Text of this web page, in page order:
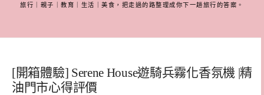
旅行｜親子｜教育｜生活｜美食，把走過的路整理成你下一趟旅行的答案。
[開箱體驗] Serene House遊騎兵霧化香氛機 |精
油門市心得評價